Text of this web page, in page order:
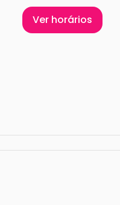
Ver horários